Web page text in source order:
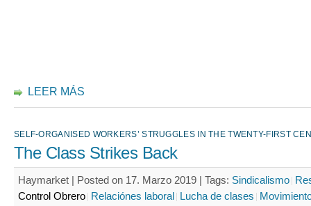
LEER MÁS
SELF-ORGANISED WORKERS’ STRUGGLES IN THE TWENTY-FIRST
The Class Strikes Back
Haymarket | Posted on 17. Marzo 2019 | Tags: Sindicalismo
Control Obrero Relaciónes laboral Lucha de clases